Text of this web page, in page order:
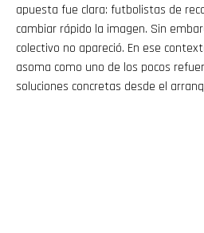
apuesta fue clara: futbolistas de
cambiar rápido la imagen. Sin
colectivo no apareció. En ese
asoma como uno de los pocos
soluciones concretas desde el